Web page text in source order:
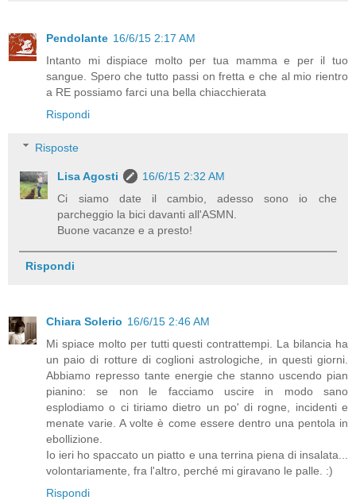
Pendolante 16/6/15 2:17 AM
Intanto mi dispiace molto per tua mamma e per il tuo
sangue. Spero che tutto passi on fretta e che al mio rientro
a RE possiamo farci una bella chiacchierata
Rispondi
Risposte
Lisa Agosti
16/6/15 2:32 AM
Ci siamo date il cambio, adesso sono io che
parcheggio la bici davanti all'ASMN.
Buone vacanze e a presto!
Rispondi
Chiara Solerio 16/6/15 2:46 AM
Mi spiace molto per tutti questi contrattempi. La bilancia ha
un paio di rotture di coglioni astrologiche, in questi giorni.
Abbiamo represso tante energie che stanno uscendo pian
pianino: se non le facciamo uscire in modo sano
esplodiamo o ci tiriamo dietro un po' di rogne, incidenti e
menate varie. A volte è come essere dentro una pentola in
ebollizione.
Io ieri ho spaccato un piatto e una terrina piena di insalata...
volontariamente, fra l'altro, perché mi giravano le palle. :)
Rispondi